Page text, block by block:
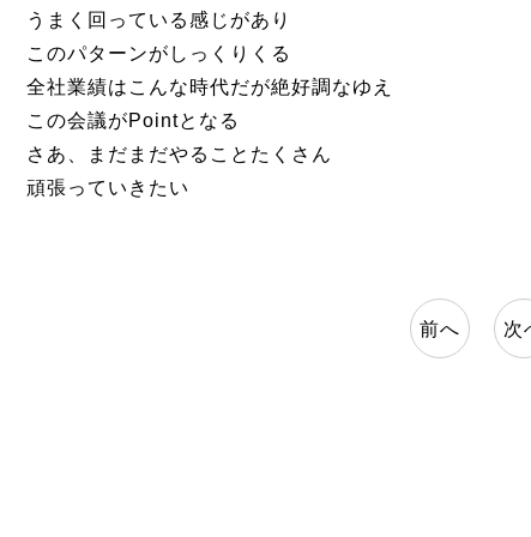
うまく回っている感じがあり
このパターンがしっくりくる
全社業績はこんな時代だが絶好調なゆえ
この会議がPointとなる
さあ、まだまだやることたくさん
頑張っていきたい
前へ 次